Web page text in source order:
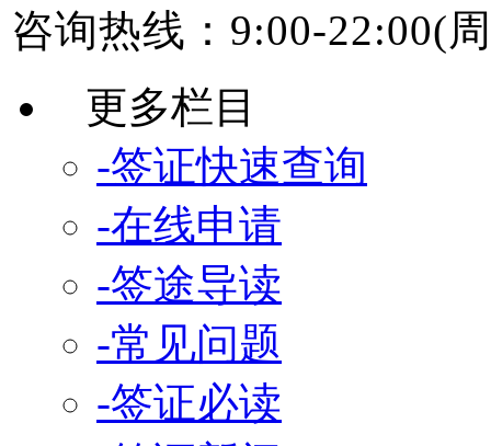
咨询热线：9:00-22:00(
更多栏目
-签证快速查询
-在线申请
-签途导读
-常见问题
-签证必读